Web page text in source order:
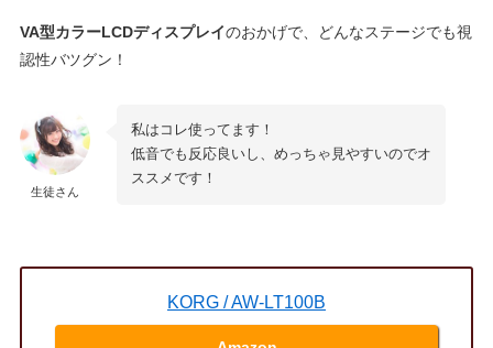
VA型カラーLCDディスプレイのおかげで、どんなステージでも視
認性バツグン！
生徒さん
私はコレ使ってます！
低音でも反応良いし、めっちゃ見やすいのでオ
ススメです！
KORG / AW-LT100B